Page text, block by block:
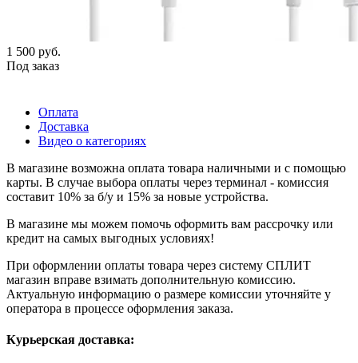
1 500 руб.
Под заказ
Оплата
Доставка
Видео о категориях
В магазине возможна оплата товара наличными и с помощью
карты. В случае выбора оплаты через терминал - комиссия
составит 10% за б/у и 15% за новые устройства.
В магазине мы можем помочь оформить вам рассрочку или
кредит на самых выгодных условиях!
При оформлении оплаты товара через систему СПЛИТ
магазин вправе взимать дополнительную комиссию.
Актуальную информацию о размере комиссии уточняйте у
оператора в процессе оформления заказа.
Курьерская доставка: